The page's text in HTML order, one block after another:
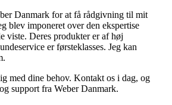
Danmark for at få rådgivning til mit
blev imponeret over den ekspertise
viste. Deres produkter er af høj
er førsteklasses. Jeg kan
med dine behov. Kontakt os i dag, og
support fra Weber Danmark.